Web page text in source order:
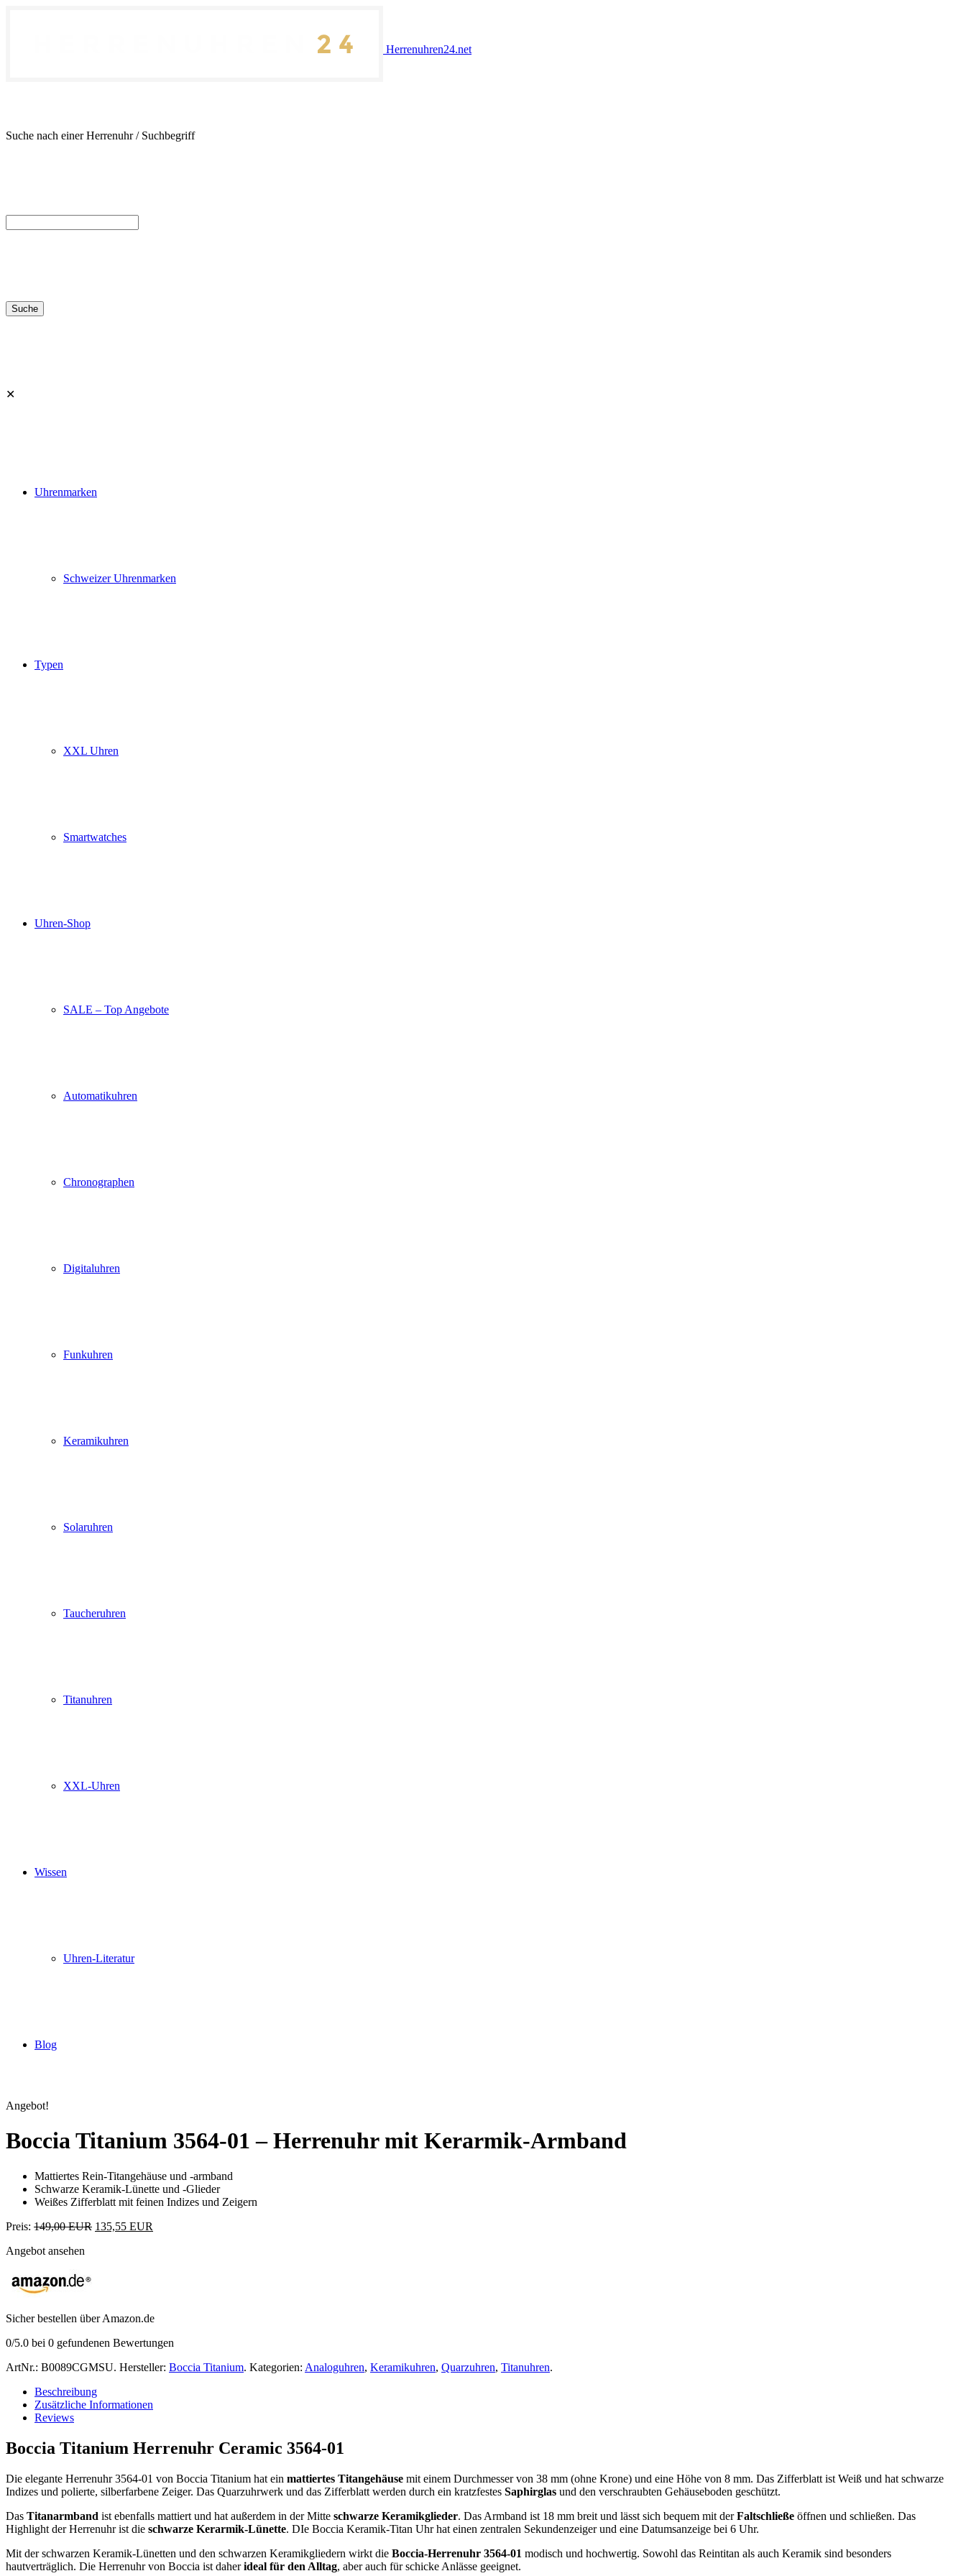
Herrenuhren24.net
Suche nach einer Herrenuhr / Suchbegriff
✕
Uhrenmarken
Schweizer Uhrenmarken
Typen
XXL Uhren
Smartwatches
Uhren-Shop
SALE – Top Angebote
Automatikuhren
Chronographen
Digitaluhren
Funkuhren
Keramikuhren
Solaruhren
Taucheruhren
Titanuhren
XXL-Uhren
Wissen
Uhren-Literatur
Blog
Angebot!
Boccia Titanium 3564-01 – Herrenuhr mit Kerarmik-Armband
Mattiertes Rein-Titangehäuse und -armband
Schwarze Keramik-Lünette und -Glieder
Weißes Zifferblatt mit feinen Indizes und Zeigern
Preis: 149,00 EUR 135,55 EUR
Angebot ansehen
Sicher bestellen über Amazon.de
0/5.0 bei 0 gefundenen Bewertungen
ArtNr.: B0089CGMSU. Hersteller: Boccia Titanium. Kategorien: Analoguhren, Keramikuhren, Quarzuhren, Titanuhren.
Beschreibung
Zusätzliche Informationen
Reviews
Boccia Titanium Herrenuhr Ceramic 3564-01
Die elegante Herrenuhr 3564-01 von Boccia Titanium hat ein mattiertes Titangehäuse mit einem Durchmesser von 38 mm (ohne Krone) und eine Höhe von 8 mm. Das Zifferblatt ist Weiß und hat schwarze
Indizes und polierte, silberfarbene Zeiger. Das Quarzuhrwerk und das Zifferblatt werden durch ein kratzfestes Saphirglas und den verschraubten Gehäuseboden geschützt.
Das Titanarmband ist ebenfalls mattiert und hat außerdem in der Mitte schwarze Keramikglieder. Das Armband ist 18 mm breit und lässt sich bequem mit derFaltschließe öffnen und schließen. Das
Highlight der Herrenuhr ist die schwarze Kerarmik-Lünette. DIe Boccia Keramik-Titan Uhr hat einen zentralen Sekundenzeiger und eine Datumsanzeige bei 6 Uhr.
Mit der schwarzen Keramik-Lünetten und den schwarzen Keramikgliedern wirkt die Boccia-Herrenuhr 3564-01 modisch und hochwertig. Sowohl das Reintitan als auch Keramik sind besonders
hautverträglich. Die Herrenuhr von Boccia ist daherideal für den Alltag, aber auch für schicke Anlässe geeignet.